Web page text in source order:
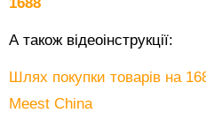
А також відеоінструкції:
Шлях покупки товарів на
Meest China